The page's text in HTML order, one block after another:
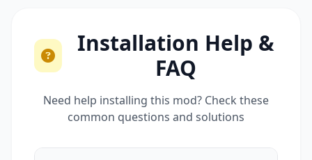
Installation Help &
FAQ
Need help installing this mod? Check these
common questions and solutions